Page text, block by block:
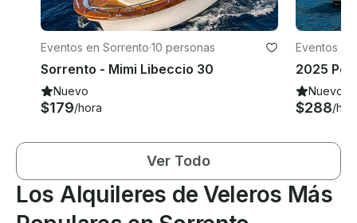
Eventos en Sorrento·10 personas
Sorrento - Mimi Libeccio 30
Nuevo
$179/hora
Eventos
Nuevo
$288/
Ver Todo
Los Alquileres de Veleros Más